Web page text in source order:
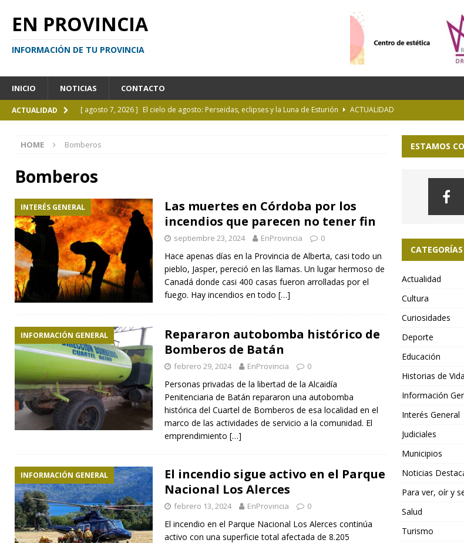
EN PROVINCIA
INFORMACIÓN DE TU PROVINCIA
INICIO NOTICIAS CONTACTO
ACTUALIDAD [ agosto 7, 2026 ] El cielo de agosto: Perseidas, eclipses y la Luna de Esturión
ACTUALIDAD
[ agosto 6, 2026 ]
PARA VER, OÍR
INTERÉS GENERAL
HOME Bomberos
Bomberos
INTERÉS GENERAL
Las muertes en Córdoba por los
incendios que parecen no tener fin
septiembre 23, 2024 EnProvincia 0
Hace apenas días en la Provincia de Alberta, casi todo un
pieblo, Jasper, pereció en las llamas. Un lugar hermoso de
Canadá donde casi 400 casas fueron arrolladas por el
fuego. Hay incendios en todo […]
INFORMACIÓN GENERAL
Repararon autobomba histórico de
Bomberos de Batán
febrero 29, 2024 EnProvincia 0
Personas privadas de la libertad de la Alcaidía
Penitenciaria de Batán repararon una autobomba
histórica del Cuartel de Bomberos de esa localidad en el
marco de las actividades de servicio a la comunidad. El
emprendimiento […]
INFORMACIÓN GENERAL
El incendio sigue activo en el Parque
Nacional Los Alerces
febrero 13, 2024 EnProvincia 0
El incendio en el Parque Nacional Los Alerces continúa
activo con una superficie total afectada de 8.205
ESTAMOS
CATEGORÍAS
Actualidad
Cultura
Curiosidades
Deporte
Educación
Historias de Vida
Información
Interés General
Judiciales
Municipios
Noticias
Para ver, oír y
Salud
Turismo